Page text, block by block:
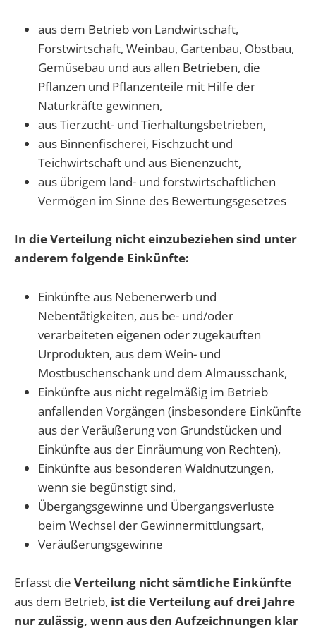
aus dem Betrieb von Landwirtschaft,
Forstwirtschaft, Weinbau, Gartenbau, Obstbau,
Gemüsebau und aus allen Betrieben, die
Pflanzen und Pflanzenteile mit Hilfe der
Naturkräfte gewinnen,
aus Tierzucht- und Tierhaltungsbetrieben,
aus Binnenfischerei, Fischzucht und
Teichwirtschaft und aus Bienenzucht,
aus übrigem land- und forstwirtschaftlichen
Vermögen im Sinne des Bewertungsgesetzes
In die Verteilung nicht einzubeziehen sind unter
anderem folgende Einkünfte:
Einkünfte aus Nebenerwerb und
Nebentätigkeiten, aus be- und/oder
verarbeiteten eigenen oder zugekauften
Urprodukten, aus dem Wein- und
Mostbuschenschank und dem Almausschank,
Einkünfte aus nicht regelmäßig im Betrieb
anfallenden Vorgängen (insbesondere Einkünfte
aus der Veräußerung von Grundstücken und
Einkünfte aus der Einräumung von Rechten),
Einkünfte aus besonderen Waldnutzungen,
wenn sie begünstigt sind,
Übergangsgewinne und Übergangsverluste
beim Wechsel der Gewinnermittlungsart,
Veräußerungsgewinne
Erfasst die Verteilung nicht sämtliche Einkünfte
aus dem Betrieb, ist die Verteilung auf drei Jahre
nur zulässig, wenn aus den Aufzeichnungen klar